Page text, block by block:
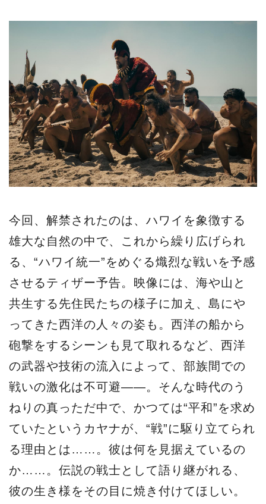
今回、解禁されたのは、ハワイを象徴する
雄大な自然の中で、これから繰り広げられ
る、“ハワイ統一”をめぐる熾烈な戦いを予感
させるティザー予告。映像には、海や山と
共生する先住民たちの様子に加え、島にや
ってきた西洋の人々の姿も。西洋の船から
砲撃をするシーンも見て取れるなど、西洋
の武器や技術の流入によって、部族間での
戦いの激化は不可避――。そんな時代のう
ねりの真っただ中で、かつては“平和”を求め
ていたというカヤナが、“戦”に駆り立てられ
る理由とは……。彼は何を見据えているの
か……。伝説の戦士として語り継がれる、
彼の生き様をその目に焼き付けてほしい。